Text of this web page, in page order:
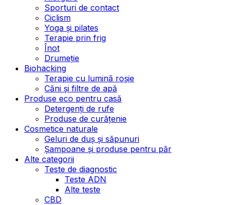
Sporturi de contact
Ciclism
Yoga și pilates
Terapie prin frig
Înot
Drumeție
Biohacking
Terapie cu lumină roșie
Căni și filtre de apă
Produse eco pentru casă
Detergenți de rufe
Produse de curățenie
Cosmetice naturale
Geluri de duș și săpunuri
Șampoane și produse pentru păr
Alte categorii
Teste de diagnostic
Teste ADN
Alte teste
CBD